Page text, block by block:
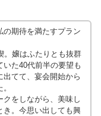
の期待を満たすプラン
。嬢はふたりとも抜群
た40代前半の要望も
てて、宴会開始から
クをしながら、美味し
き。今思い出しても興